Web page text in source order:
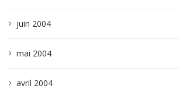
juin 2004
mai 2004
avril 2004